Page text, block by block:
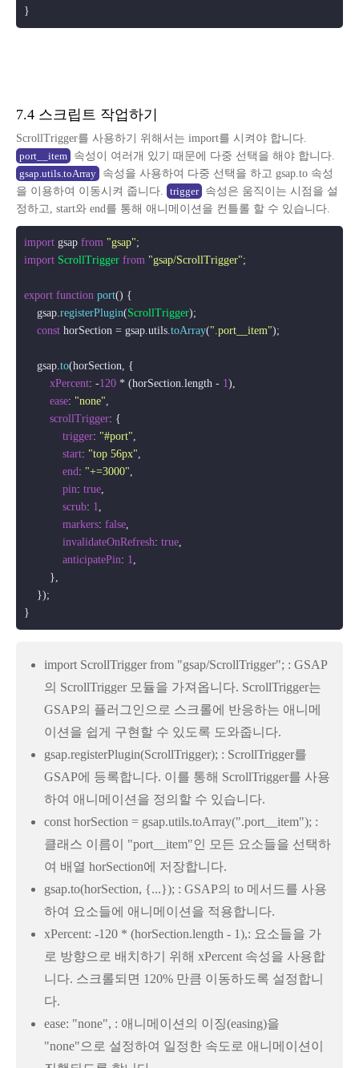
7.4 스크립트 작업하기
ScrollTrigger를 사용하기 위해서는 import를 시켜야 합니다.
port__item 속성이 여러개 있기 때문에 다중 선택을 해야 합니다.
gsap.utils.toArray
속성을 사용하여 다중 선택을 하고 gsap.to 속성
을 이용하여 이동시켜 줍니다.
trigger
속성은 움직이는 시점을 설
정하고, start와 end를 통해 애니메이션을 컨틀롤 할 수 있습니다.
import gsap from "gsap"
import ScrollTrigger from "gsap/ScrollTrigger";
export function port() {
    gsap.
registerPlugin(ScrollTrigger);
const horSection = gsap.utils.toArray(".port__item");
    gsap.
to(horSection, {
xPercent: -120 * (horSection.length - 1),
ease: "none",
scrollTrigger: {
trigger: "#port",
start: "top 56px",
end: "+=3000",
pin: true,
scrub: 1,
markers: false,
invalidateOnRefresh: true,
anticipatePin: 1,
        },
    });
import ScrollTrigger from "gsap/ScrollTrigger"; : GSAP
의 ScrollTrigger 모듈을 가져옵니다. ScrollTrigger는
GSAP의 플러그인으로 스크롤에 반응하는 애니메
이션을 쉽게 구현할 수 있도록 도와줍니다.
gsap.registerPlugin(ScrollTrigger); : ScrollTrigger를
GSAP에 등록합니다. 이를 통해 ScrollTrigger를 사용
하여 애니메이션을 정의할 수 있습니다.
const horSection = gsap.utils.toArray(".port__item"); :
클래스 이름이 "port__item"인 모든 요소들을 선택하
여 배열 horSection에 저장합니다.
gsap.to(horSection, {...}); : GSAP의 to 메서드를 사용
하여 요소들에 애니메이션을 적용합니다.
xPercent: -120 * (horSection.length - 1),: 요소들을 가
로 방향으로 배치하기 위해 xPercent 속성을 사용합
니다. 스크롤되면 120% 만큼 이동하도록 설정합니
다.
ease: "none", : 애니메이션의 이징(easing)을
"none"으로 설정하여 일정한 속도로 애니메이션이